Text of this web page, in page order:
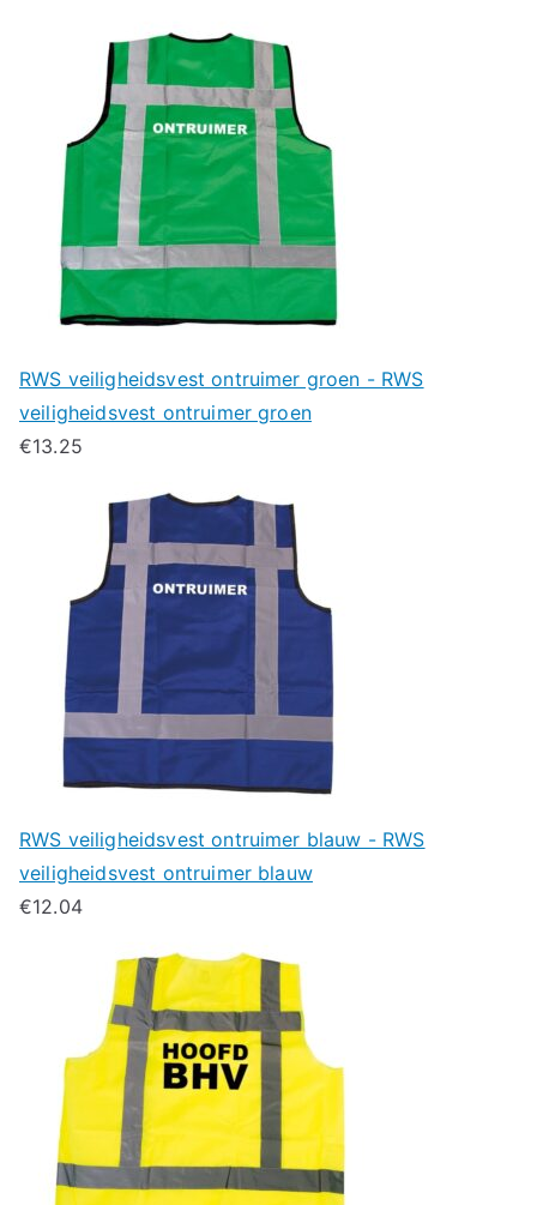
RWS veiligheidsvest ontruimer groen - RWS
veiligheidsvest ontruimer groen
€13.25
RWS veiligheidsvest ontruimer blauw - RWS
veiligheidsvest ontruimer blauw
€12.04